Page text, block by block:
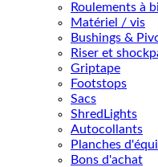
Roulements à
Matériel / vis
Bushings &
Riser et
Griptape
Footstops
Sacs
ShredLights
Autocollants
Planches
Bons d'achat